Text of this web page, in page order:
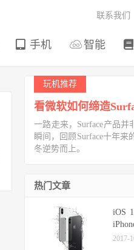
手机 智能
联系我们
玩机推荐
看微软如何缔造
一路走来，Surface产品并
瞬间，回顾Surface十年来
冬逆势而上。
热门文章
iOS
2017-